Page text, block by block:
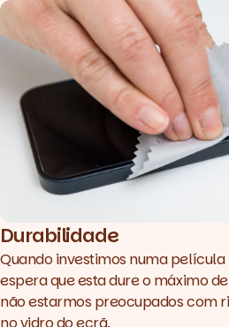
Durabilidade
Quando investimos numa
espera que esta dure o máximo
não estarmos preocupados com